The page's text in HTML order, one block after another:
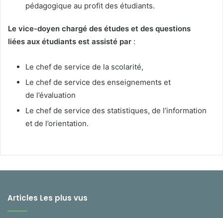
pédagogique au profit des étudiants.
Le vice-doyen chargé des études et des questions
liées aux étudiants est assisté par :
Le chef de service de la scolarité,
Le chef de service des enseignements et
de l’évaluation
Le chef de service des statistiques, de l’information
et de l’orientation.
Articles Les plus vus